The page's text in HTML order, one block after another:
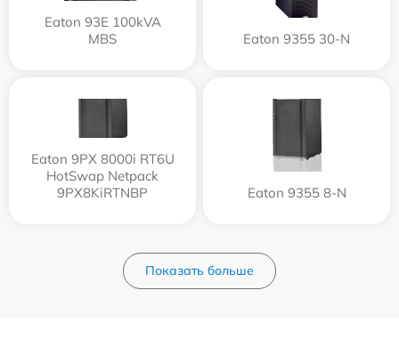
Eaton 93E 100kVA
MBS
Eaton 9355 30-N
Eaton 9PX 8000i RT6U
HotSwap Netpack
9PX8KiRTNBP
Eaton 9355 8-N
Показать больше